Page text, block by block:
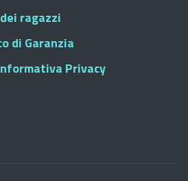
ragazzi
di Garanzia
Privacy